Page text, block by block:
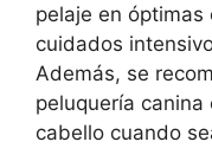
pelaje en óptimas
cuidados
Además, se
peluquería
cabello cuando